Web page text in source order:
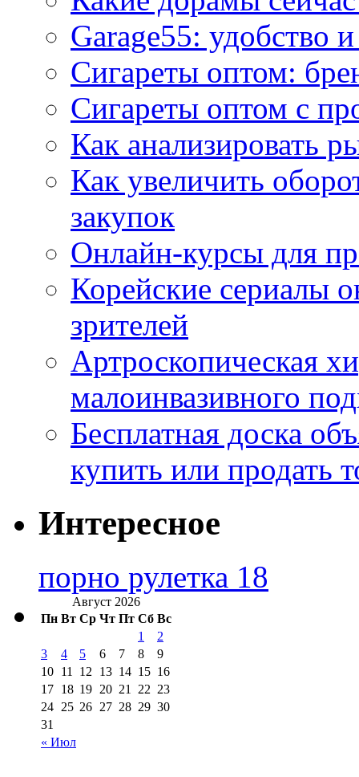
Garage55: удобство
Сигареты оптом:
Сигареты оптом с
Как анализировать
Как увеличить
закупок
Онлайн-курсы для
Корейские сериалы
зрителей
Артроскопическая
малоинвазивного
Бесплатная доска
купить или продать
Интересное
порно рулетка 18
Август 2026
Пн Вт Ср Чт Пт Сб Вс
« Июл
1
2
3
4 5 6 7 8
9
10 11 12 13 14 15 16
17 18 19 20 21 22 23
24 25 26 27 28 29 30
31